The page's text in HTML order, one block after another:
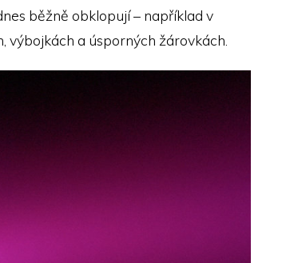
běžně obklopují – například v
výbojkách a úsporných žárovkách.